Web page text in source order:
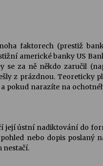
faktorech (prestiž
americké banky US
se za ně někdo zaručil
z prázdnou. Teoreticky
pokud narazíte na
její ústní nadiktování do
nebo dopis poslaný
nestačí.